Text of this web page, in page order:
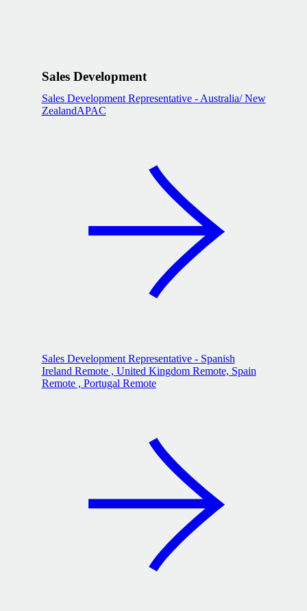
Sales Development
Sales Development Representative - Australia/ New
ZealandAPAC
Sales Development Representative - Spanish
Ireland Remote , United Kingdom Remote, Spain
Remote , Portugal Remote